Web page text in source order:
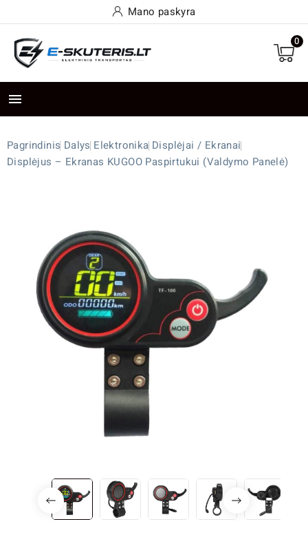
Mano paskyra
0

Pagrindinis Dalys Elektronika Displėjai / Ekranai
Displėjus – Ekranas KUGOO Paspirtukui (valdymo Panelė)